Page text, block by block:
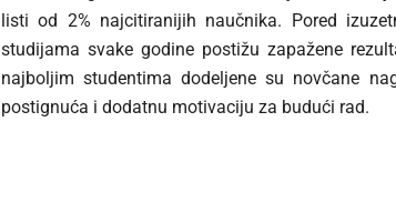
listi od 2% najcitiranijih naučnika. Pored
studijama svake godine postižu zapažene
najboljim studentima dodeljene su novčane
postignuća i dodatnu motivaciju za budući rad.